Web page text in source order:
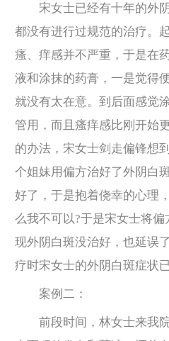
宋女士已经有十年的外阴
都没有进行过规范的治疗。
瘙、痒感并不严重，于是在
液和涂抹的药膏，一是觉得
就没有太在意。到后面感觉
管用，而且瘙痒感比刚开始
的办法，宋女士剑走偏锋想
个姐妹用偏方治好了外阴白
好了，于是抱着侥幸的心理
么我不可以?于是宋女士将
现外阴白斑没治好，也延误
疗时宋女士的外阴白斑症状
案例二：
前段时间，林女士来我院